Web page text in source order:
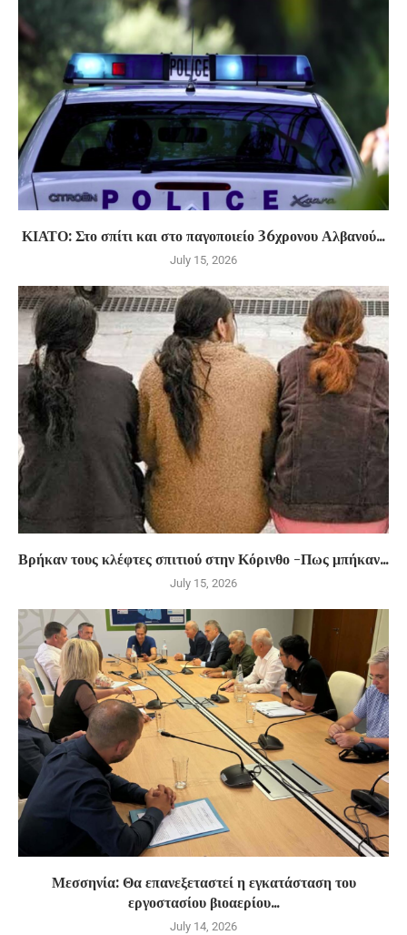
ΚΙΑΤΟ: Στο σπίτι και στο παγοποιείο 36χρονου Αλβανού...
July 15, 2026
Βρήκαν τους κλέφτες σπιτιού στην Κόρινθο -Πως μπήκαν...
July 15, 2026
Μεσσηνία: Θα επανεξεταστεί η εγκατάσταση του
εργοστασίου βιοαερίου...
July 14, 2026